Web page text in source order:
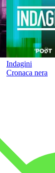
Indagini
Cronaca nera